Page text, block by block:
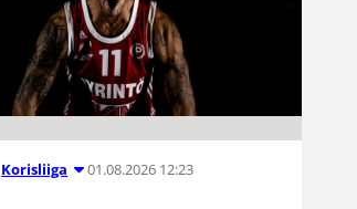
Korisliiga 01.08.2026 12:23